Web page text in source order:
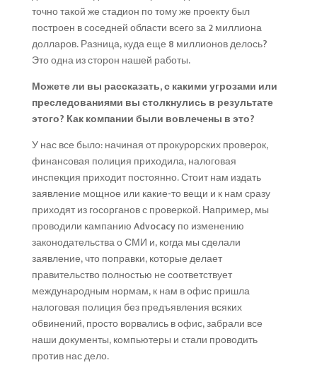
точно такой же стадион по тому же проекту был
построен в соседней области всего за 2 миллиона
долларов. Разница, куда еще 8 миллионов делось?
Это одна из сторон нашей работы.
Можете ли вы рассказать, с какими угрозами или
преследованиями вы столкнулись в результате
этого? Как компании были вовлечены в это?
У нас все было: начиная от прокурорских проверок,
финансовая полиция приходила, налоговая
инспекция приходит постоянно. Стоит нам издать
заявление мощное или какие-то вещи и к нам сразу
приходят из госорганов с проверкой. Например, мы
проводили кампанию Advocacy по изменению
законодательства о СМИ и, когда мы сделали
заявление, что поправки, которые делает
правительство полностью не соответствует
международным нормам, к нам в офис пришла
налоговая полиция без предъявления всяких
обвинений, просто ворвались в офис, забрали все
наши документы, компьютеры и стали проводить
против нас дело.